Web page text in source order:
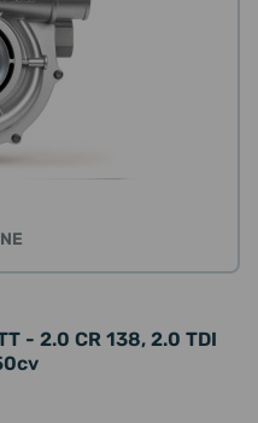
- 2.0 CR 138, 2.0 TDI